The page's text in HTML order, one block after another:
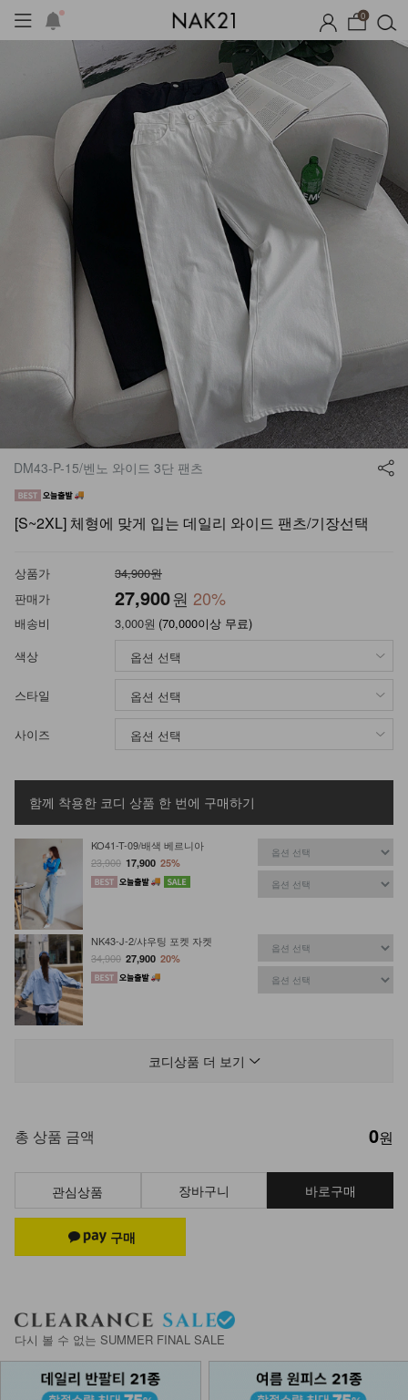
0
제작 여름 잠옷 장마템 기획전 오늘출발
DM43-P-15/벤노 와이드 3단 팬츠
[S~2XL] 체형에 맞게 입는 데일리 와이드 팬츠/기장선택
상품가
34,900원
판매가
27,900원 20%
배송비 3,000원 (70,000이상 무료)
색상
스타일
사이즈
함께 착용한 코디 상품 한 번에 구매하기
KO41-T-09/배색 베르니아
23,900 17,900 25%
NK43-J-2/샤우팅 포켓 자켓
34,900 27,900 20%
47%
DM14-SH-16/가죽 키높이 슬립온
24,900
DM23-AC-10/클립 체인 팔찌
12,900
코디상품 더 보기
총 상품 금액 0원
관심상품 장바구니 바로구매
다시 볼 수 없는 SUMMER FINAL SALE